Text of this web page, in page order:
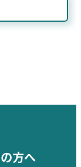
方へ